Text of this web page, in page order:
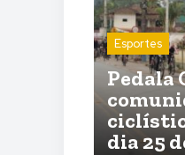
Esportes
Pedala
dia 25